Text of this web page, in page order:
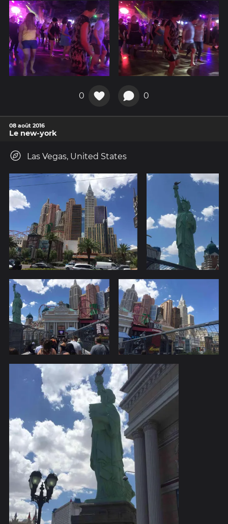
0 0
08 août 2016
Le new-york
Las Vegas, United States